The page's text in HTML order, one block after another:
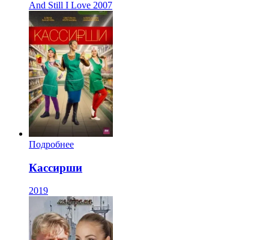
And Still I Love 2007
Подробнее
Кассирши
2019